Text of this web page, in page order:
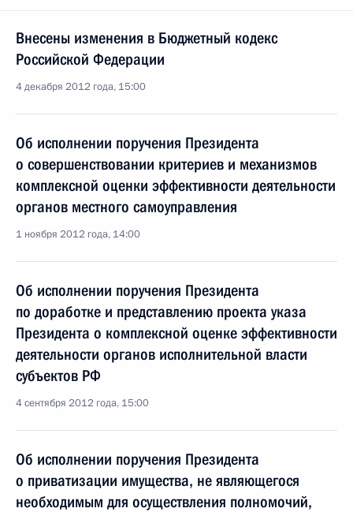
Внесены изменения в Бюджетный кодекс
Российской Федерации
4 декабря 2012 года, 15:00
Об исполнении поручения Президента
о совершенствовании критериев и механизмов
комплексной оценки эффективности деятельности
органов местного самоуправления
1 ноября 2012 года, 14:00
Об исполнении поручения Президента
по доработке и представлению проекта указа
Президента о комплексной оценке эффективности
деятельности органов исполнительной власти
субъектов РФ
4 сентября 2012 года, 15:00
Об исполнении поручения Президента
о приватизации имущества, не являющегося
необходимым для осуществления полномочий,